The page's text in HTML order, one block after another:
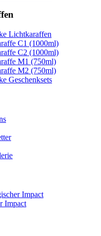
Lichtkaraffen
C1 (1000ml)
C2 (1000ml)
M1 (750ml)
M2 (750ml)
Geschenksets
Impact
Impact